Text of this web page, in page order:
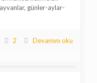
günler-aylar-
2 Devamını oku